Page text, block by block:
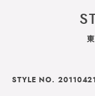
STYLE NO.